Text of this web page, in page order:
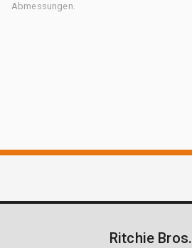
Abmessungen.
Ritchie Bros.